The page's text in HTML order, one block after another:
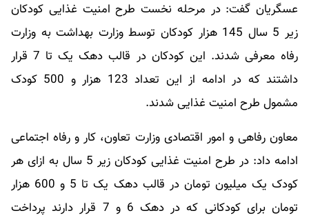
عسگریان گفت: در مرحله نخست طرح امنیت غذایی کودکان
زیر 5 سال 145 هزار کودکان توسط وزارت بهداشت به وزارت
رفاه معرفی شدند. این کودکان در قالب دهک یک تا 7 قرار
داشتند که در ادامه از این تعداد 123 هزار و 500 کودک
مشمول طرح امنیت غذایی شدند.
معاون رفاهی و امور اقتصادی وزارت تعاون، کار و رفاه اجتماعی
ادامه داد: در طرح امنیت غذایی کودکان زیر 5 سال به ازای هر
کودک یک میلیون تومان در قالب دهک یک تا 5 و 600 هزار
تومان برای کودکانی که در دهک 6 و 7 قرار دارند پرداخت